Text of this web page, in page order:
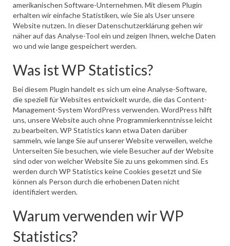
amerikanischen Software-Unternehmen. Mit diesem Plugin
erhalten wir einfache Statistiken, wie Sie als User unsere
Website nutzen. In dieser Datenschutzerklärung gehen wir
näher auf das Analyse-Tool ein und zeigen Ihnen, welche Daten
wo und wie lange gespeichert werden.
Was ist WP Statistics?
Bei diesem Plugin handelt es sich um eine Analyse-Software,
die speziell für Websites entwickelt wurde, die das Content-
Management-System WordPress verwenden. WordPress hilft
uns, unsere Website auch ohne Programmierkenntnisse leicht
zu bearbeiten. WP Statistics kann etwa Daten darüber
sammeln, wie lange Sie auf unserer Website verweilen, welche
Unterseiten Sie besuchen, wie viele Besucher auf der Website
sind oder von welcher Website Sie zu uns gekommen sind. Es
werden durch WP Statistics keine Cookies gesetzt und Sie
können als Person durch die erhobenen Daten nicht
identifiziert werden.
Warum verwenden wir WP
Statistics?